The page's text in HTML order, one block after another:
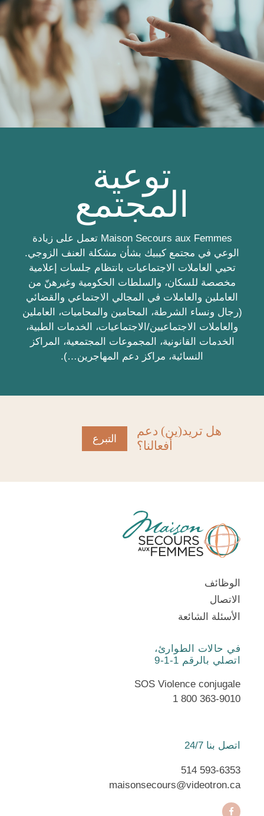
توعية
المجتمع
Maison Secours aux Femmes تعمل على زيادة
الوعي في مجتمع كيبيك بشأن مشكلة العنف الزوجي.
تحيي العاملات الاجتماعيات بانتظام جلسات إعلامية
مخصصة للسكان، والسلطات الحكومية وغيرهنّ من
العاملين والعاملات في المجالي الاجتماعي والقضائي
(رجال ونساء الشرطة، المحامين والمحاميات، العاملين
والعاملات الاجتماعيين/الاجتماعيات، الخدمات الطبية،
الخدمات القانونية، المجموعات المجتمعية، المراكز
النسائية، مراكز دعم المهاجرين…).
هل تريد(ين) دعم
أفعالنا؟
التبرع
الوظائف
الاتصال
الأسئلة الشائعة
في حالات الطوارئ،
اتصلي بالرقم 1-1-9
SOS Violence conjugale
1 800 363-9010
اتصل بنا 24/7
514 593-6353
maisonsecours@videotron.ca